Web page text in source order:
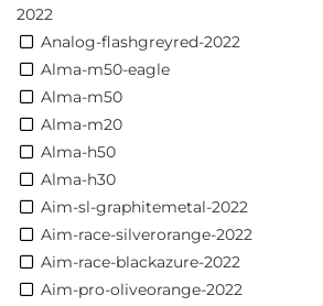
2022
Analog-flashgreyred-2022
Alma-m50-eagle
Alma-m50
Alma-m20
Alma-h50
Alma-h30
Aim-sl-graphitemetal-2022
Aim-race-silverorange-2022
Aim-race-blackazure-2022
Aim-pro-oliveorange-2022